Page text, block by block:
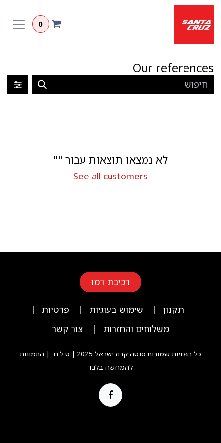
דלג לתוכן
0
Our references
לא נמצאו תוצאות עבור ""
See all customers
רכיבת דמו
תקנון | שימוש בעוגיות | פרטיות
|
משלוחים והחזרות
| צור קשר
כל הזכויות שמורות סנטה קרוז ישראל 2025 | ט.ל.ח. | התמונות
להמחשה בלבד